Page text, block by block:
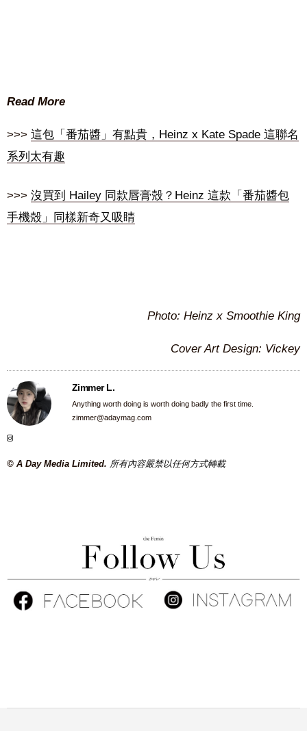
Read More
>>> 這包「番茄醬」有點貴，Heinz x Kate Spade 這聯名
系列太有趣
>>> 沒買到 Hailey 同款唇膏殼？Heinz 這款「番茄醬包
手機殼」同樣新奇又吸睛
Photo: Heinz x Smoothie King
Cover Art Design: Vickey
Zimmer L.
Anything worth doing is worth doing badly the first time.
zimmer@adaymag.com
© A Day Media Limited. 所有內容嚴禁以任何方式轉載